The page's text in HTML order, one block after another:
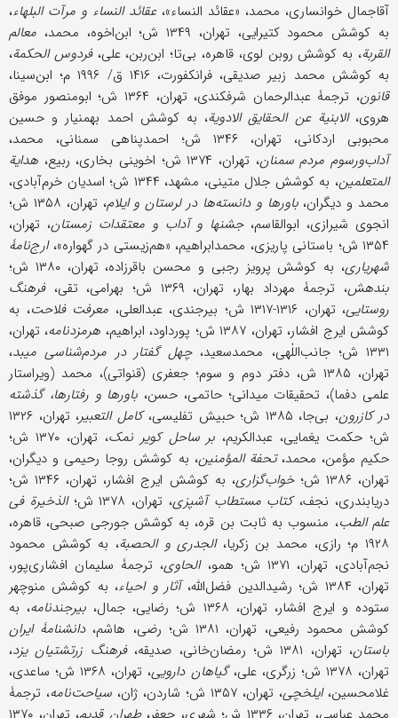
آقاجمال خوانساری، محمد، «عقائد ‌النساء»،عقائد النساء و مرآت ‌البلهاء،
به کوشش محمود کتیرایی، تهران، ۱۳۴۹ ش؛ ابن‌اخوه، محمد،
معالم
القربة، به کوشش روبن لوی، قاهره، بی‌تا؛ ابن‌ربن، علی،فردوس الحکمة،
به کوشش محمد زبیر صدیقی، فرانکفورت، ۱۴۱۶ ق/ ۱۹۹۶ م؛ ابن‌سینا،
قانون
، ترجمۀ عبدالرحمان شرفکندی، تهران، ۱۳۶۴ ش؛ ابومنصور موفق
هروی،الابنیة عن الحقایق الادویة، به کوشش احمد بهمنیار و حسین
محبوبی اردکانی، تهران، ۱۳۴۶ ش؛ احمدپناهی سمنانی، محمد،
آداب‌ورسوم مردم سمنان، تهران، ۱۳۷۴ ش؛ اخوینی بخاری، ربیع،
هدایة
المتعلمین
، به کوشش جلال متینی، مشهد، ۱۳۴۴ ش؛ اسدیان خرم‌آبادی،
محمد و دیگران،باورها و دانسته‌ها در لرستان و ایلام
، تهران، ۱۳۵۸ ش؛
انجوی ‌شیرازی، ابوالقاسم،جشنها و آداب و معتقدات زمستان، تهران،
۱۳۵۴ ش؛ باستانی پاریزی، محمدابراهیم، «هم‌زیستی در گهواره»،
ارج‌نامۀ
شهریاری، به کوشش پرویز رجبی و محسن باقرزاده، تهران، ۱۳۸۰ ش؛
بندهش، ترجمۀ مهرداد بهار، تهران، ۱۳۶۹ ش؛ بهرامی، تقی،
فرهنگ
روستایی، تهران، ۱۳۱۶-۱۳۱۷ ش؛ بیرجندی، عبدالعلی، معرفت فلاحت، به
کوشش ایرج افشار، تهران، ۱۳۸۷ ش؛ پورداود، ابراهیم،
هرمزدنامه، تهران،
۱۳۳۱ ش؛ جانب‌اللٰهی، محمدسعید،
چهل گفتار در مردم‌شناسی میبد،
تهران، ۱۳۸۵ ش، دفتر دوم و سوم؛ جعفری (قنواتی)، محمد (ویراستار
علمی دفما)، تحقیقات میدانی؛ حاتمی، حسن، باورها و رفتارها، گذشته
در کازرون، بی‌جا، ۱۳۸۵ ش؛ حبیش تفلیسی، کامل التعبیر
، تهران، ۱۳۲۶
ش؛ حکمت یغمایی، عبدالکریم، بر ساحل کویر نمک
، تهران، ۱۳۷۰ ش؛
حکیم ‌مؤمن، محمد،تحفة‌ المؤمنین، به کوشش روجا رحیمی و دیگران،
تهران، ۱۳۸۶ ش؛
خواب‌گزاری
، به کوشش ایرج افشار، تهران، ۱۳۴۶ ش؛
دریابندری، نجف،کتاب مستطاب آشپزی، تهران، ۱۳۷۸ ش؛
الذخیرة فی
علم الطب، منسوب به ثابت بن قره، به کوشش جورجی صبحی، قاهره،
۱۹۲۸ م؛ رازی، محمد بن زکریا،
الجدری و الحصبة، به کوشش محمود
نجم‌آبادی، تهران، ۱۳۷۱ ش؛ همو،
الحاوی، ترجمۀ سلیمان افشاری‌پور،
تهران، ۱۳۸۴ ش؛ رشید‌الدین فضل‌الله،
آثار و احیاء، به کوشش منوچهر
ستوده و ایرج افشار، تهران، ۱۳۶۸ ش؛ رضایی، جمال،
بیرجندنامه، به
کوشش محمود رفیعی، تهران، ۱۳۸۱ ش؛ رضی، هاشم،
دانشنامۀ ایران
باستان، تهران، ۱۳۸۱ ش؛ رمضان‌خانی، صدیقه، فرهنگ زرتشتیان یزد،
تهران، ۱۳۷۸ ش؛ زرگری، علی،
گیاهان دارویی
، تهران، ۱۳۶۸ ش؛ ساعدی،
غلامحسین،ایلخچی، تهران، ۱۳۵۷ ش؛ شاردن، ژان، سیاحت‌نامه، ترجمۀ